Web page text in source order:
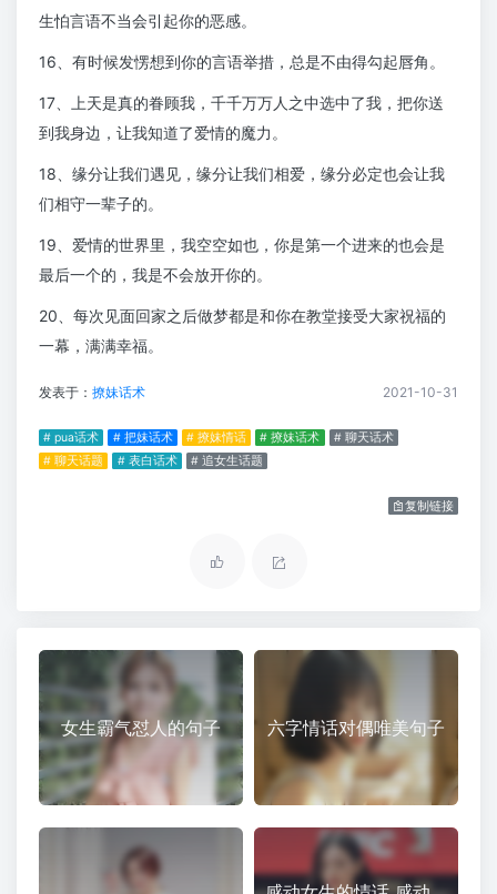
生怕言语不当会引起你的恶感。
16、有时候发愣想到你的言语举措，总是不由得勾起唇角。
17、上天是真的眷顾我，千千万万人之中选中了我，把你送
到我身边，让我知道了爱情的魔力。
18、缘分让我们遇见，缘分让我们相爱，缘分必定也会让我
们相守一辈子的。
19、爱情的世界里，我空空如也，你是第一个进来的也会是
最后一个的，我是不会放开你的。
20、每次见面回家之后做梦都是和你在教堂接受大家祝福的
一幕，满满幸福。
发表于： 撩妹话术 2021-10-31
# pua话术 # 把妹话术 # 撩妹情话 # 撩妹话术
# 聊天话术
# 聊天话题
# 表白话术 # 追女生话题
复制链接
女生霸气怼人的句子 六字情话对偶唯美句子